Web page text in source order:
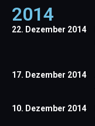
2014
22. Dezember 2014
17. Dezember 2014
10. Dezember 2014